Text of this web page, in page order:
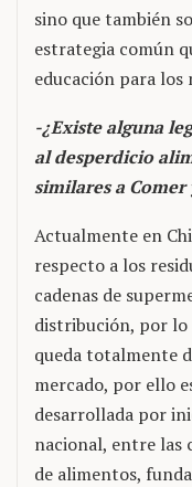
sino que también
estrategia común
educación para los
-¿Existe alguna
al desperdicio
similares a Comer
Actualmente en
respecto a los
cadenas de
distribución, por
queda totalmente
mercado, por ello
desarrollada por
nacional, entre las
de alimentos,